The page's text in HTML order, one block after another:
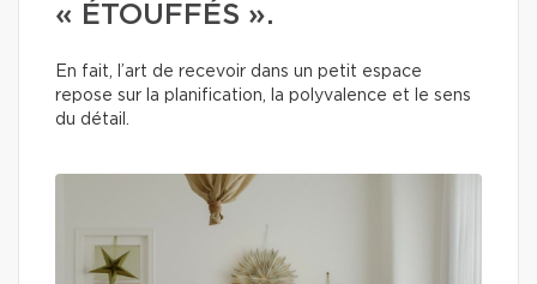
« ÉTOUFFÉS ».
En fait, l’art de recevoir dans un petit espace
repose sur la planification, la polyvalence et le sens
du détail.